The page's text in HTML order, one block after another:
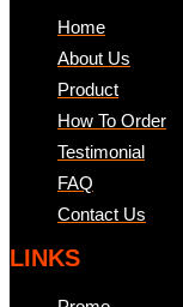
Home
About Us
Product
How To Order
Testimonial
FAQ
Contact Us
LINKS